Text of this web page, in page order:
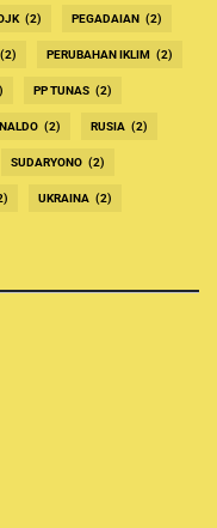
(2) PEGADAIAN (2)
(2) PERUBAHAN IKLIM (2)
PP TUNAS (2)
(2) RUSIA (2)
SUDARYONO (2)
UKRAINA (2)